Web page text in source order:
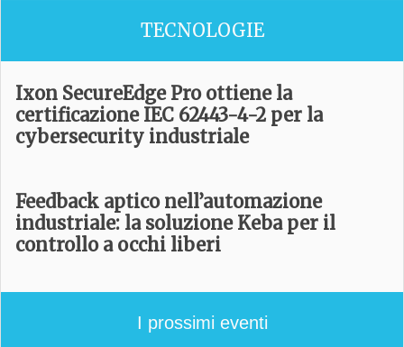
TECNOLOGIE
Ixon SecureEdge Pro ottiene la
certificazione IEC 62443-4-2 per la
cybersecurity industriale
Feedback aptico nell’automazione
industriale: la soluzione Keba per il
controllo a occhi liberi
I prossimi eventi